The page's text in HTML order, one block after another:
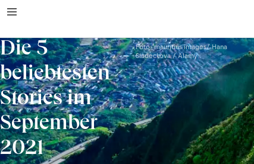
Die 5
beliebtesten
Stories im
September
2021
Foto: mauritius images/ Hana
Sladeckova / Alamy